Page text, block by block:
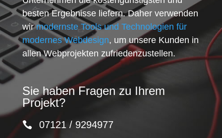
besten Ergebnisse liefern. Daher verwenden
wirmodernste Tools und Technologien für
modernes Webdesign, um unsere Kunden in
allen Webprojekten zufriedenzustellen.
Sie haben Fragen zu Ihrem
Projekt?
07121 / 9294977